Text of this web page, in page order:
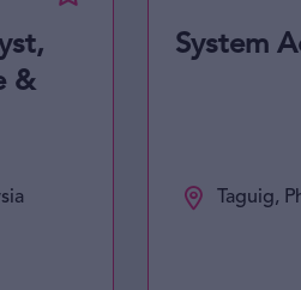
&
System
Taguig,